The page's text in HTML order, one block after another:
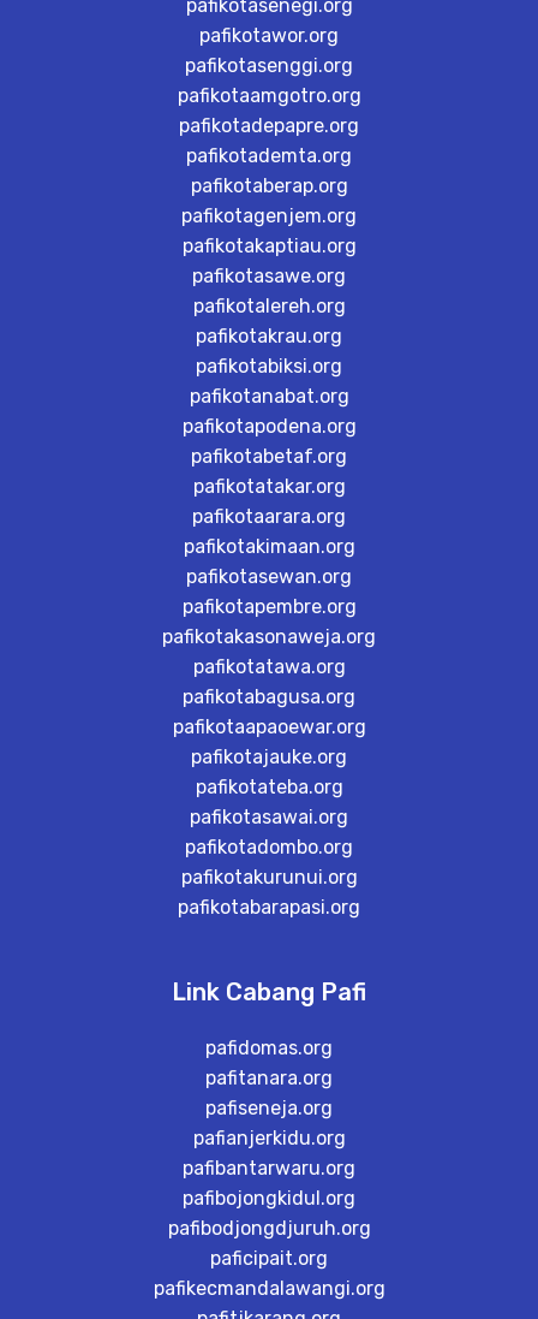
pafikotasenegi.org
pafikotawor.org
pafikotasenggi.org
pafikotaamgotro.org
pafikotadepapre.org
pafikotademta.org
pafikotaberap.org
pafikotagenjem.org
pafikotakaptiau.org
pafikotasawe.org
pafikotalereh.org
pafikotakrau.org
pafikotabiksi.org
pafikotanabat.org
pafikotapodena.org
pafikotabetaf.org
pafikotatakar.org
pafikotaarara.org
pafikotakimaan.org
pafikotasewan.org
pafikotapembre.org
pafikotakasonaweja.org
pafikotatawa.org
pafikotabagusa.org
pafikotaapaoewar.org
pafikotajauke.org
pafikotateba.org
pafikotasawai.org
pafikotadombo.org
pafikotakurunui.org
pafikotabarapasi.org
Link Cabang Pafi
pafidomas.org
pafitanara.org
pafiseneja.org
pafianjerkidu.org
pafibantarwaru.org
pafibojongkidul.org
pafibodjongdjuruh.org
paficipait.org
pafikecmandalawangi.org